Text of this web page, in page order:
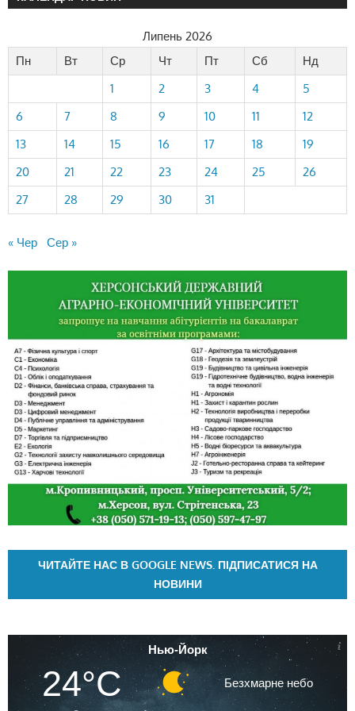
Липень 2026
Пн
Вт Ср Чт Пт Сб
Нд
1
2 3 4
5
6
7 8 9 10 11
12
13
14 15 16 17 18
19
20
21 22 23 24 25
26
27
28 29 30 31
« Чер Сер »
ЧИТАЙТЕ НАС В GOOGLE NEWS. ПІДПИСАТИСЯ НА
НОВИНИ
Нью-Йорк
24°C Безхмарне небо